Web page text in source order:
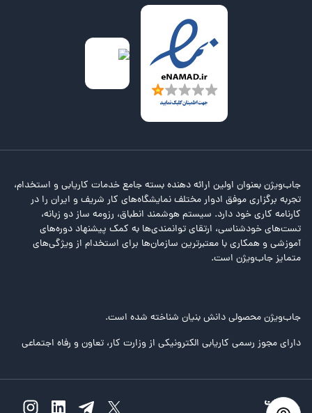
جاب‌ویژن بعنوان اولین ارائه دهنده بسته جامع خدمات کاریابی و استخدام،
تجربه برگزاری موفق ادوار مختلف نمایشگاه‌های کار شریف و ایران را در
کارنامه کاری خود دارد. سیستم هوشمند انطباق، رزومه ساز دو زبانه،
تست‌های خودشناسی، ارتقای توانمندی‌ها به کمک پیشنهاد دوره‌های
آموزشی و همکاری با معتبرترین سازمان‌ها برای استخدام از ویژگی‌های
متمایز جاب‌ویژن است.
جاب‌ویژن محصولی دانش بنیان شناخته شده است.
دارای مجوز رسمی کاریابی الکترونیکی از وزارت کار، تعاون و رفاه اجتماعی